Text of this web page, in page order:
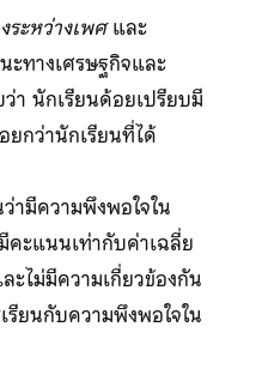
ะหว่างเพศและ
ทางเศรษฐกิจและ
นักเรียนด้อยเปรียบมี
ยกว่านักเรียนที่ได้
ามีความพึงพอใจใน
คะแนนเท่ากับค่าเฉลี่ย
ะไม่มีความเกี่ยวข้องกัน
รียนกับความพึงพอใจใน